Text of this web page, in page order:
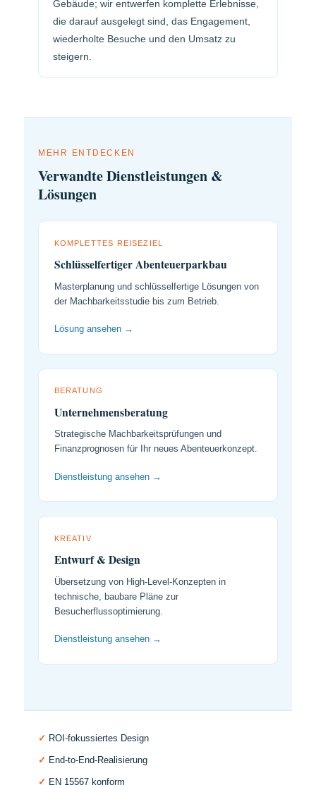
Gebäude; wir entwerfen komplette Erlebnisse,
die darauf ausgelegt sind, das Engagement,
wiederholte Besuche und den Umsatz zu
steigern.
MEHR ENTDECKEN
Verwandte Dienstleistungen &
Lösungen
KOMPLETTES REISEZIEL
Schlüsselfertiger Abenteuerparkbau
Masterplanung und schlüsselfertige Lösungen von
der Machbarkeitsstudie bis zum Betrieb.
Lösung ansehen →
BERATUNG
Unternehmensberatung
Strategische Machbarkeitsprüfungen und
Finanzprognosen für Ihr neues Abenteuerkonzept.
Dienstleistung ansehen →
KREATIV
Entwurf & Design
Übersetzung von High-Level-Konzepten in
technische, baubare Pläne zur
Besucherflussoptimierung.
Dienstleistung ansehen →
✓ ROI-fokussiertes Design
✓ End-to-End-Realisierung
✓ EN 15567 konform